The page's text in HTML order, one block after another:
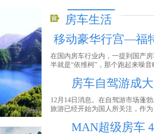
房车生活
移动豪华行宫—福
在国内房车行业内，一提到国产
半就是“依维柯”，那个跑起来噪
房车自驾游成
12月14日消息。在自驾游市场蓬
旅游已经开始为国人所关注，作
MAN超级房车